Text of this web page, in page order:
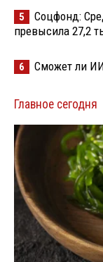
5
Соцфонд:
превысила 27,2
6 Сможет ли
Главное сегодня